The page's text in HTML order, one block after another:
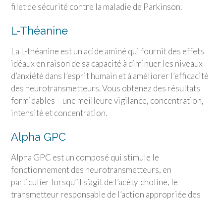
filet de sécurité contre la maladie de Parkinson.
L-Théanine
La L-théanine est un acide aminé qui fournit des effets
idéaux en raison de sa capacité à diminuer les niveaux
d’anxiété dans l’esprit humain et à améliorer l’efficacité
des neurotransmetteurs. Vous obtenez des résultats
formidables – une meilleure vigilance, concentration,
intensité et concentration.
Alpha GPC
Alpha GPC est un composé qui stimule le
fonctionnement des neurotransmetteurs, en
particulier lorsqu’il s’agit de l’acétylcholine, le
transmetteur responsable de l’action appropriée des